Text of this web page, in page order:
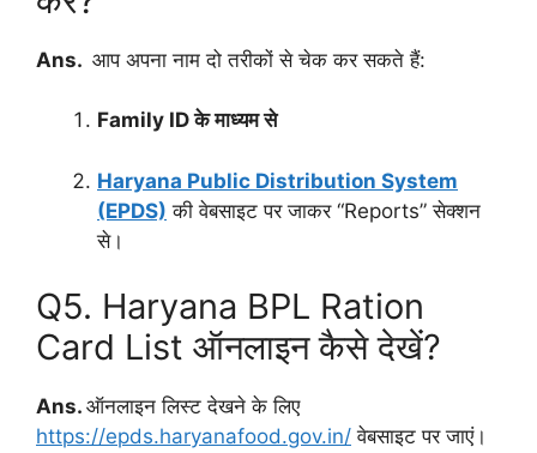
Ans. आप अपना नाम दो तरीकों से चेक कर सकते हैं:
Family ID के माध्यम से
Haryana Public Distribution System
(EPDS) की वेबसाइट पर जाकर “Reports” सेक्शन
से।
Q5. Haryana BPL Ration
Card List ऑनलाइन कैसे देखें?
Ans. ऑनलाइन लिस्ट देखने के लिए
https://epds.haryanafood.gov.in/ वेबसाइट पर जाएं।